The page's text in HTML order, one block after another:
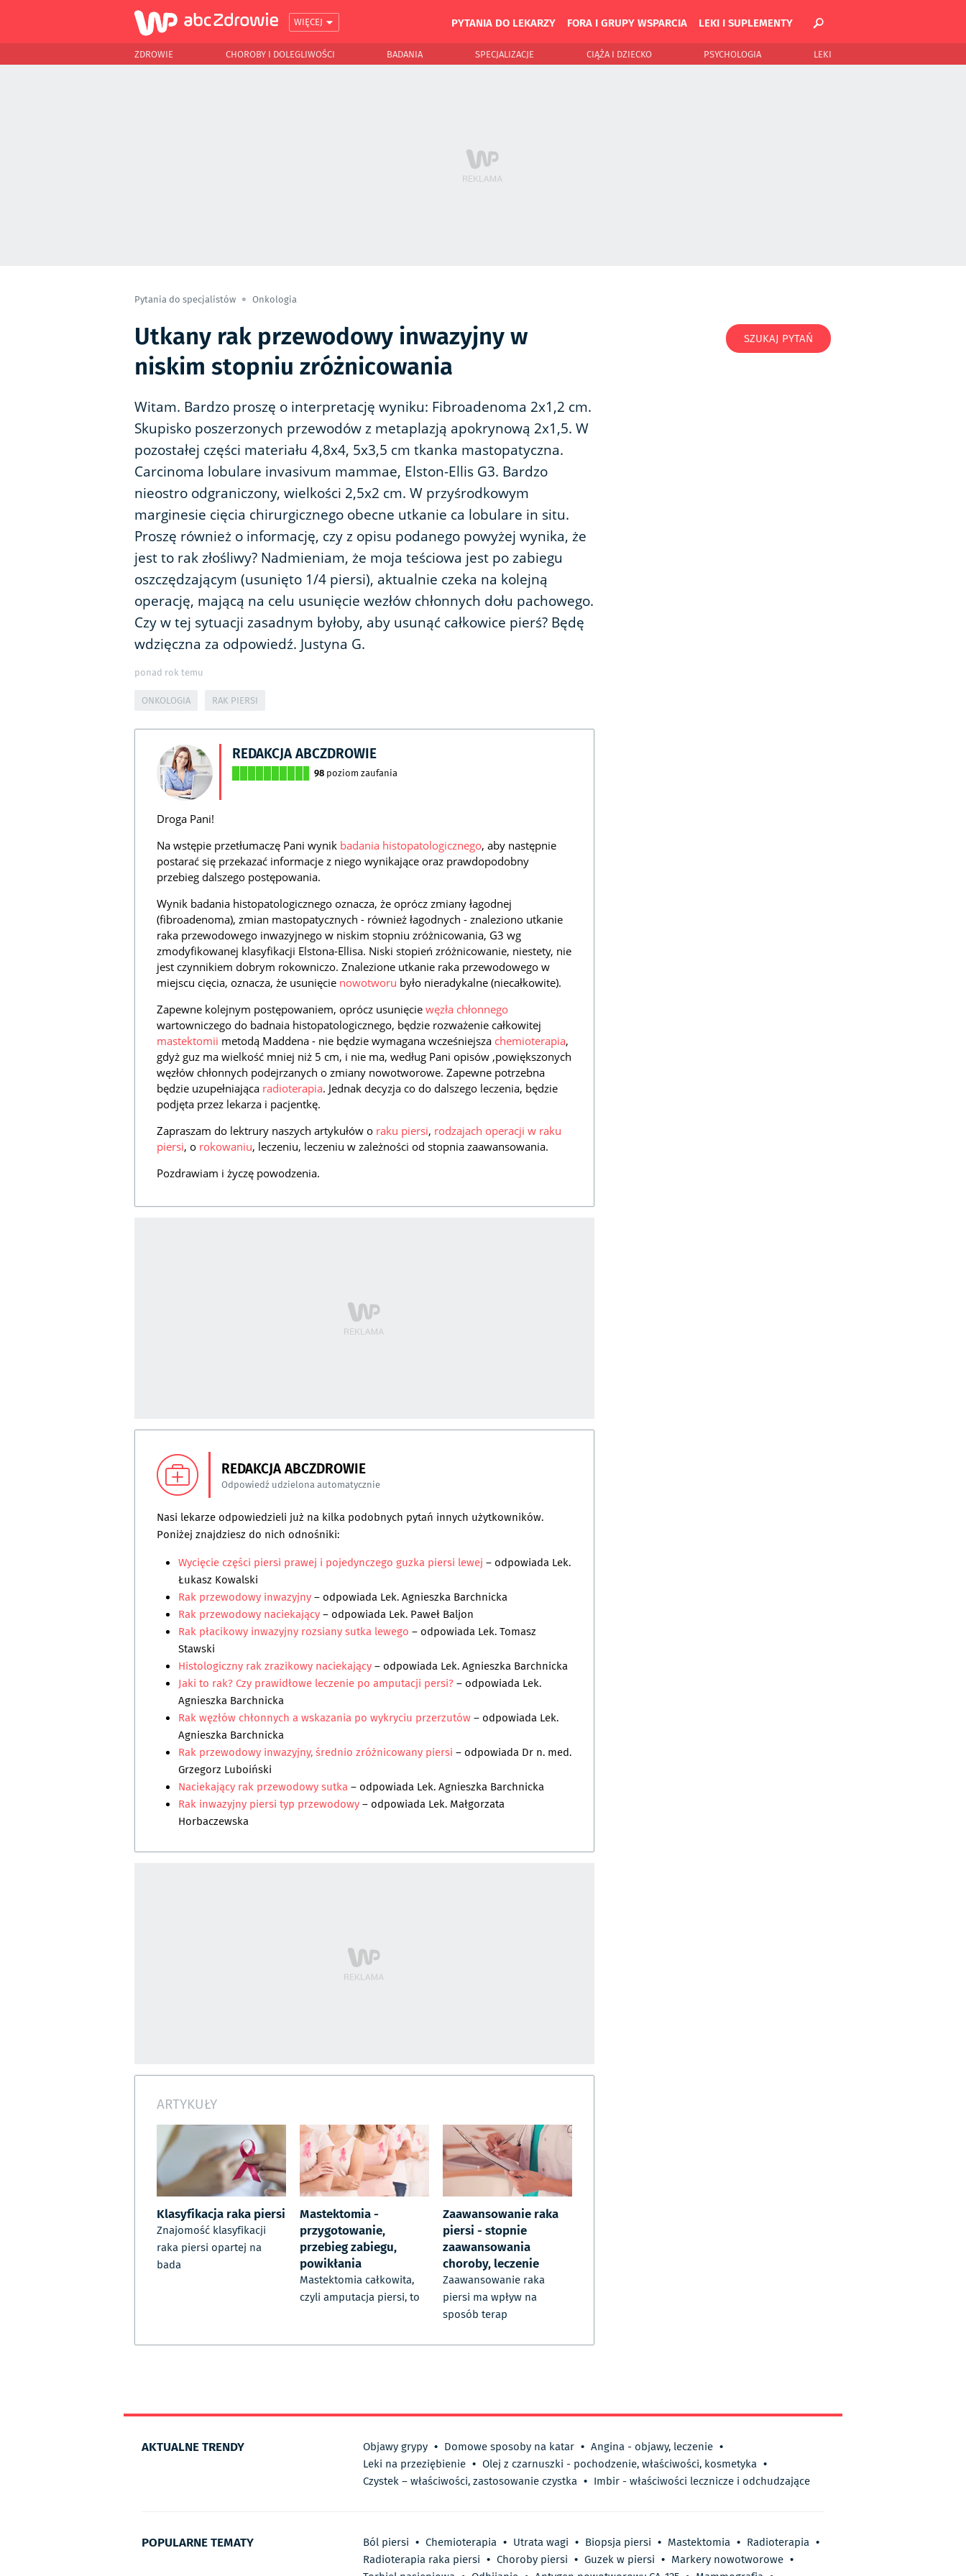
WIĘCEJ PYTANIA DO LEKARZY FORA I GRUPY WSPARCIA LEKI I SUPLEMENTY
ZDROWIE CHOROBY I DOLEGLIWOŚCI BADANIA SPECJALIZACJE CIĄŻA I DZIECKO PSYCHOLOGIA LEKI
Pytania do specjalistów Onkologia
Utkany rak przewodowy inwazyjny w
niskim stopniu zróżnicowania
Witam. Bardzo proszę o interpretację wyniku: Fibroadenoma 2x1,2 cm.
Skupisko poszerzonych przewodów z metaplazją apokrynową 2x1,5. W
pozostałej części materiału 4,8x4, 5x3,5 cm tkanka mastopatyczna.
Carcinoma lobulare invasivum mammae, Elston-Ellis G3. Bardzo
nieostro odgraniczony, wielkości 2,5x2 cm. W przyśrodkowym
marginesie cięcia chirurgicznego obecne utkanie ca lobulare in situ.
Proszę również o informację, czy z opisu podanego powyżej wynika, że
jest to rak złośliwy? Nadmieniam, że moja teściowa jest po zabiegu
oszczędzającym (usunięto 1/4 piersi), aktualnie czeka na kolejną
operację, mającą na celu usunięcie wezłów chłonnych dołu pachowego.
Czy w tej sytuacji zasadnym byłoby, aby usunąć całkowice pierś? Będę
wdzięczna za odpowiedź. Justyna G.
ponad rok temu
ONKOLOGIA RAK PIERSI
REDAKCJA ABCZDROWIE
98 poziom zaufania
Droga Pani!
Na wstępie przetłumaczę Pani wynik badania histopatologicznego, aby następnie
postarać się przekazać informacje z niego wynikające oraz prawdopodobny
przebieg dalszego postępowania.
Wynik badania histopatologicznego oznacza, że oprócz zmiany łagodnej
(fibroadenoma), zmian mastopatycznych - również łagodnych - znaleziono utkanie
raka przewodowego inwazyjnego w niskim stopniu zróżnicowania, G3 wg
zmodyfikowanej klasyfikacji Elstona-Ellisa. Niski stopień zróżnicowanie, niestety, nie
jest czynnikiem dobrym rokowniczo. Znalezione utkanie raka przewodowego w
miejscu cięcia, oznacza, że usunięcie nowotworu było nieradykalne (niecałkowite).
Zapewne kolejnym postępowaniem, oprócz usunięcie węzła chłonnego
wartowniczego do badnaia histopatologicznego, będzie rozważenie całkowitej
mastektomii metodą Maddena - nie będzie wymagana wcześniejsza chemioterapia,
gdyż guz ma wielkość mniej niż 5 cm, i nie ma, według Pani opisów ,powiększonych
węzłów chłonnych podejrzanych o zmiany nowotworowe. Zapewne potrzebna
będzie uzupełniająca radioterapia. Jednak decyzja co do dalszego leczenia, będzie
podjęta przez lekarza i pacjentkę.
Zapraszam do lektrury naszych artykułów o raku piersi, rodzajach operacji w raku
piersi, o rokowaniu, leczeniu, leczeniu w zależności od stopnia zaawansowania.
Pozdrawiam i życzę powodzenia.
REDAKCJA ABCZDROWIE
Odpowiedź udzielona automatycznie
Nasi lekarze odpowiedzieli już na kilka podobnych pytań innych użytkowników.
Poniżej znajdziesz do nich odnośniki:
Wycięcie części piersi prawej i pojedynczego guzka piersi lewej – odpowiada Lek.
Łukasz Kowalski
Rak przewodowy inwazyjny– odpowiada Lek. Agnieszka Barchnicka
Rak przewodowy naciekający– odpowiada Lek. Paweł Baljon
Rak płacikowy inwazyjny rozsiany sutka lewego – odpowiada Lek. Tomasz
Stawski
Histologiczny rak zrazikowy naciekający– odpowiada Lek. Agnieszka Barchnicka
Jaki to rak? Czy prawidłowe leczenie po amputacji persi?– odpowiada Lek.
Agnieszka Barchnicka
Rak węzłów chłonnych a wskazania po wykryciu przerzutów– odpowiada Lek.
Agnieszka Barchnicka
Rak przewodowy inwazyjny, średnio zróżnicowany piersi – odpowiada Dr n. med.
Grzegorz Luboiński
Naciekający rak przewodowy sutka– odpowiada Lek. Agnieszka Barchnicka
Rak inwazyjny piersi typ przewodowy– odpowiada Lek. Małgorzata
Horbaczewska
ARTYKUŁY
Klasyfikacja raka piersi
Znajomość klasyfikacji
raka piersi opartej na
bada
Mastektomia -
przygotowanie,
przebieg zabiegu,
powikłania
Mastektomia całkowita,
czyli amputacja piersi, to
Zaawansowanie raka
piersi - stopnie
zaawansowania
choroby, leczenie
Zaawansowanie raka
piersi ma wpływ na
sposób terap
SZUKAJ PYTAŃ
AKTUALNE TRENDY Objawy grypy • Domowe sposoby na katar • Angina - objawy, leczenie •
Leki na przeziębienie • Olej z czarnuszki - pochodzenie, właściwości, kosmetyka •
Czystek – właściwości, zastosowanie czystka • Imbir - właściwości lecznicze i odchudzające
POPULARNE TEMATY Ból piersi • Chemioterapia • Utrata wagi • Biopsja piersi • Mastektomia • Radioterapia •
Radioterapia raka piersi • Choroby piersi • Guzek w piersi • Markery nowotworowe •